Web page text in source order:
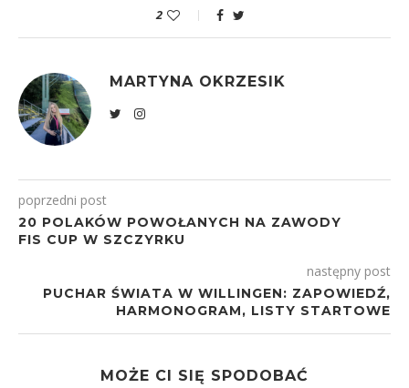
2
MARTYNA OKRZESIK
poprzedni post
20 POLAKÓW POWOŁANYCH NA ZAWODY
FIS CUP W SZCZYRKU
następny post
PUCHAR ŚWIATA W WILLINGEN: ZAPOWIEDŹ,
HARMONOGRAM, LISTY STARTOWE
MOŻE CI SIĘ SPODOBAĆ